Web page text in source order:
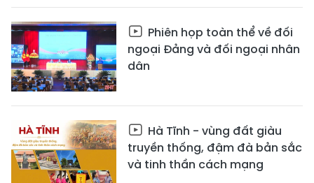
Phiên họp toàn thể về đối
ngoại Đảng và đối ngoại nhân
dân
Hà Tĩnh - vùng đất giàu
truyền thống, đậm đà bản sắc
và tinh thần cách mạng